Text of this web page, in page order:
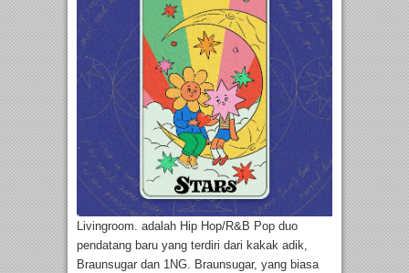
Livingroom. adalah Hip Hop/R&B Pop duo
pendatang baru yang terdiri dari kakak adik,
Braunsugar dan 1NG. Braunsugar, yang biasa